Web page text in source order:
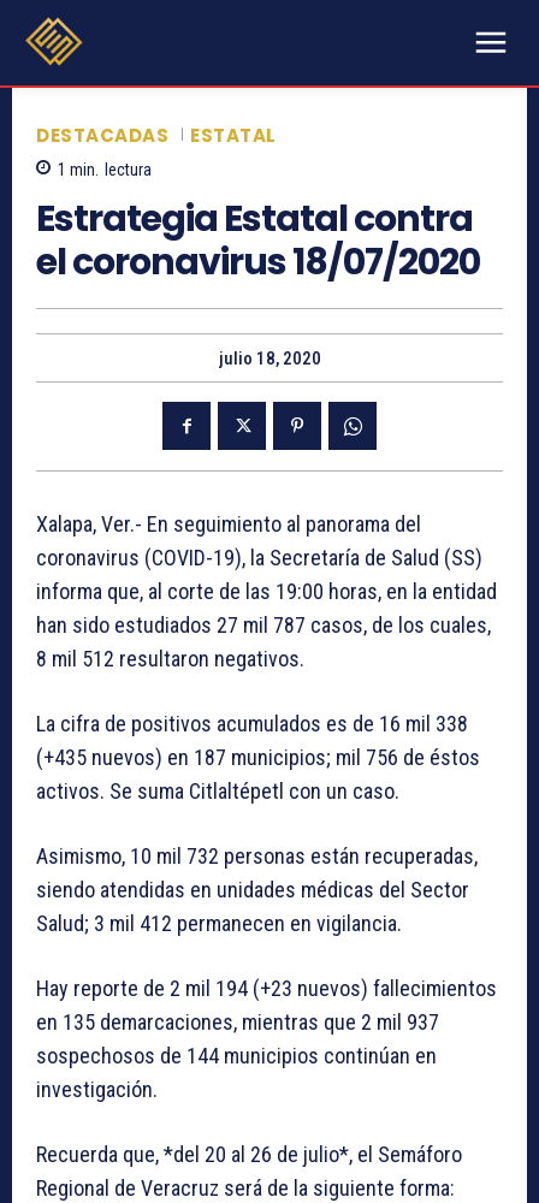
DESTACADAS ESTATAL
1 min. lectura
Estrategia Estatal contra
el coronavirus 18/07/2020
julio 18, 2020
Xalapa, Ver.- En seguimiento al panorama del
coronavirus (COVID-19), la Secretaría de Salud (SS)
informa que, al corte de las 19:00 horas, en la entidad
han sido estudiados 27 mil 787 casos, de los cuales,
8 mil 512 resultaron negativos.
La cifra de positivos acumulados es de 16 mil 338
(+435 nuevos) en 187 municipios; mil 756 de éstos
activos. Se suma Citlaltépetl con un caso.
Asimismo, 10 mil 732 personas están recuperadas,
siendo atendidas en unidades médicas del Sector
Salud; 3 mil 412 permanecen en vigilancia.
Hay reporte de 2 mil 194 (+23 nuevos) fallecimientos
en 135 demarcaciones, mientras que 2 mil 937
sospechosos de 144 municipios continúan en
investigación.
Recuerda que, *del 20 al 26 de julio*, el Semáforo
Regional de Veracruz será de la siguiente forma: